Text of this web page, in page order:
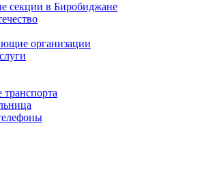
секции в Биробиджане
организации
транспорта